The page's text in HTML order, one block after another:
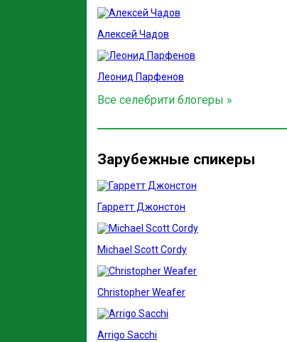
Алексей Чадов
Леонид Парфенов
Все селебрити блогеры »
Зарубежные спикеры
Гарретт Джонстон
Michael Scott Cordy
Christopher Weafer
Arrigo Sacchi